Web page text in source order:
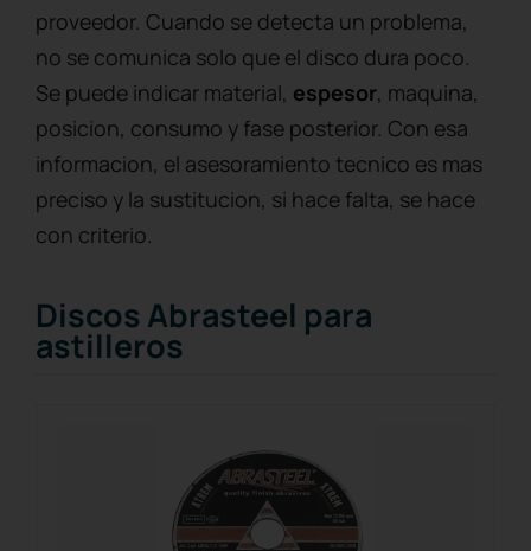
proveedor. Cuando se detecta un problema,
no se comunica solo que el disco dura poco.
Se puede indicar material, espesor, maquina,
posicion, consumo y fase posterior. Con esa
informacion, el asesoramiento tecnico es mas
preciso y la sustitucion, si hace falta, se hace
con criterio.
Discos Abrasteel para
astilleros